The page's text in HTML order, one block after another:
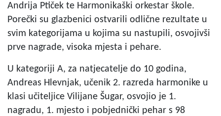
Andrija Ptiček te Harmonikaški orkestar škole.
Porečki su glazbenici ostvarili odlične rezultate u
svim kategorijama u kojima su nastupili, osvojivši
prve nagrade, visoka mjesta i pehare.
U kategoriji A, za natjecatelje do 10 godina,
Andreas Hlevnjak, učenik 2. razreda harmonike u
klasi učiteljice Vilijane Šugar, osvojio je 1.
nagradu, 1. mjesto i pobjednički pehar s 98